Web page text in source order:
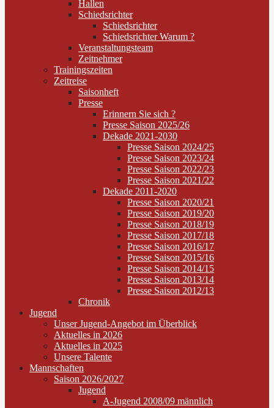
Hallen
Schiedsrichter
Schiedsrichter
Schiedsrichter Warum ?
Veranstaltungsteam
Zeitnehmer
Trainingszeiten
Zeitreise
Saisonheft
Presse
Erinnern Sie sich ?
Presse Saison 2025/26
Dekade 2021-2030
Presse Saison 2024/25
Presse Saison 2023/24
Presse Saison 2022/23
Presse Saison 2021/22
Dekade 2011-2020
Presse Saison 2020/21
Presse Saison 2019/20
Presse Saison 2018/19
Presse Saison 2017/18
Presse Saison 2016/17
Presse Saison 2015/16
Presse Saison 2014/15
Presse Saison 2013/14
Presse Saison 2012/13
Chronik
Jugend
Unser Jugend-Angebot im Überblick
Aktuelles in 2026
Aktuelles in 2025
Unsere Talente
Mannschaften
Saison 2026/2027
Jugend
A-Jugend 2008/09 männlich